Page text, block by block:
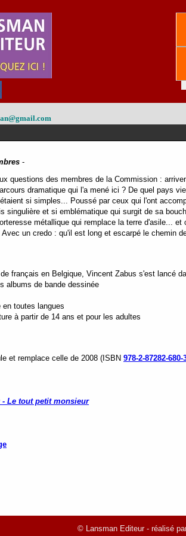
-
questions des membres de la Commission :
dramatique qui l'a mené ici ? De quel pays
si simples... Poussé par ceux qui l'ont
singulière et si emblématique qui surgit de sa
métallique qui remplace la terre d'asile...
un credo : qu'il est long et escarpé le chemin
français en Belgique, Vincent Zabus s'est lancé
albums de bande dessinée
toutes langues
à partir de 14 ans et pour les adultes
et remplace celle de 2008 (ISBN 978-2-87282-680-
Le tout petit monsieur
© Lansman Editeur - réalisé